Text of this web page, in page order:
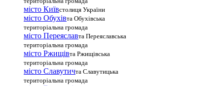
місто Київстолиця України
місто Обухівта Обухівська
територіальна громада
місто Переяславта Переяславська
територіальна громада
місто Ржищівта Ржищівська
територіальна громада
місто Славутичта Славутицька
територіальна громада